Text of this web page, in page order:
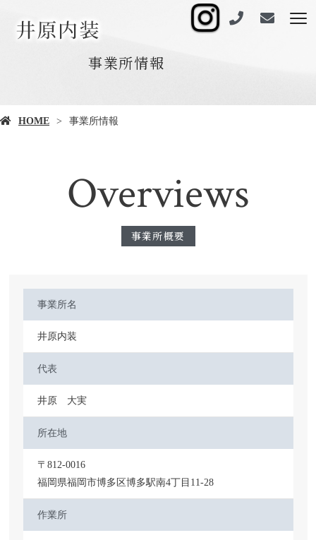
事業所情報
HOME 事業所情報
Overviews
事業所概要
事業所名
井原内装
代表
井原 大実
所在地
〒812-0016
福岡県福岡市博多区博多駅南4丁目11-28
作業所